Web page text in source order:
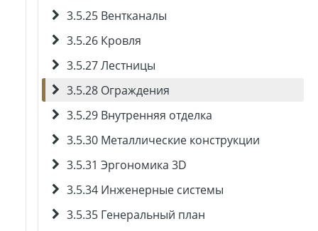
3.5.25 Вентканалы
3.5.26 Кровля
3.5.27 Лестницы
3.5.28 Ограждения
3.5.29 Внутренняя отделка
3.5.30 Металлические конструкции
3.5.31 Эргономика 3D
3.5.34 Инженерные системы
3.5.35 Генеральный план